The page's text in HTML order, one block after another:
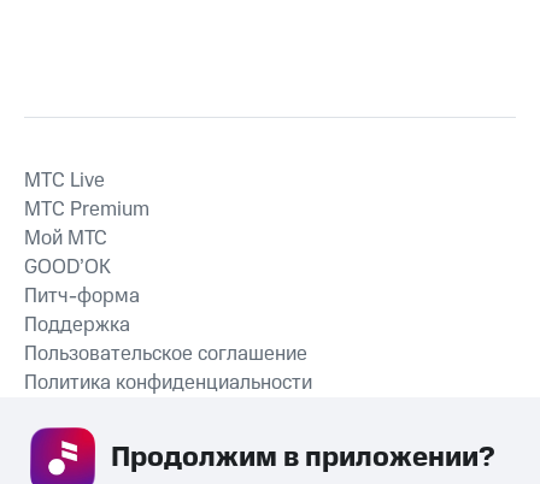
СКАЧАТЬ ПРИЛОЖЕНИЕ
MTС Live
MTС Premium
Мой МТС
GOOD’OK
Питч-форма
Поддержка
Пользовательское соглашение
Политика конфиденциальности